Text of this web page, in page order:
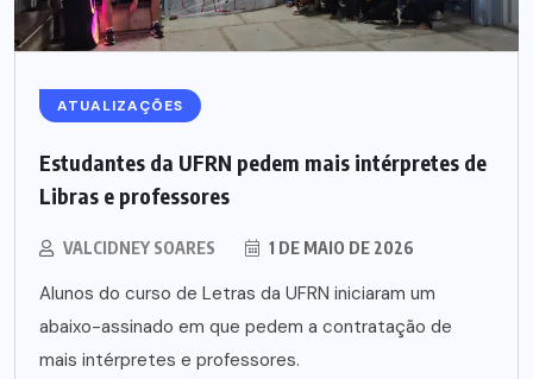
ATUALIZAÇÕES
Estudantes da UFRN pedem mais intérpretes de
Libras e professores
VALCIDNEY SOARES 1 DE MAIO DE 2026
Alunos do curso de Letras da UFRN iniciaram um
abaixo-assinado em que pedem a contratação de
mais intérpretes e professores.